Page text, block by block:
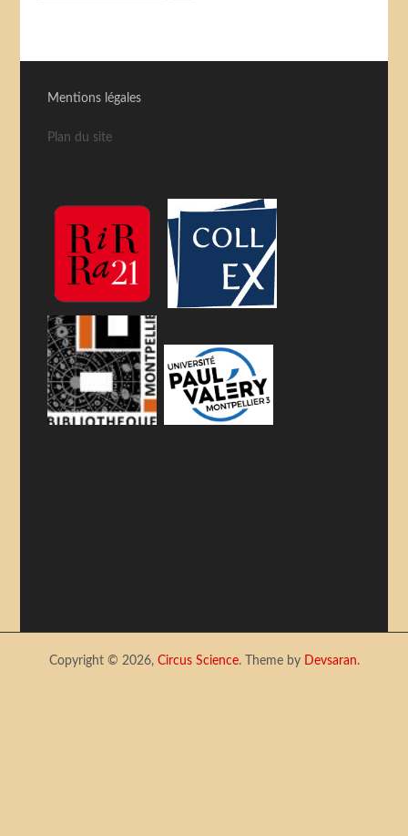
Mentions légales
Plan du site
Copyright © 2026, Circus Science. Theme by Devsaran.